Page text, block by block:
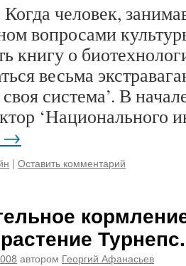
человек,
вопросами
книгу о
весьма
система’. В
‘Национального
→
| Оставить комментарий
Турнепс.
автором Георгий Афанасьев